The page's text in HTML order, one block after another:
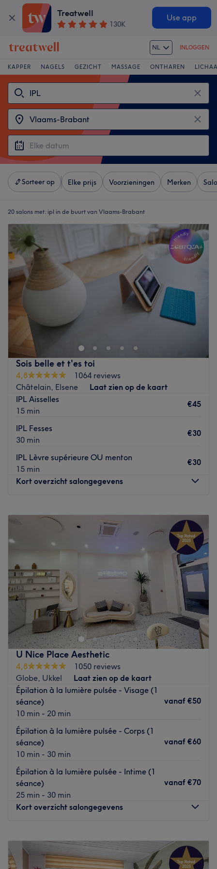
Treatwell
130K
Use app
NL INLOGGEN
KAPPER NAGELS GEZICHT MASSAGE ONTHAREN
Sorteer op Elke prijs Voorzieningen Merken
20 salons met: ipl in de buurt van Vlaams-Brabant
Sois belle et t'es toi
4,8
1064 reviews
Châtelain, Elsene
Laat zien op de kaart
IPL Aisselles
15 min
€45
IPL Fesses
30 min
€30
IPL Lèvre supérieure OU menton
15 min
€30
Kort overzicht salongegevens
Dinsdag
20:00
09:00
20:00
Donderdag
–20:00
Vrijdag
09:00
20:00
Zaterdag
16:00
Zondag
Gesloten
Sauberkeit und Hygiene - Desinfektionsmittel verfügbar -
Behandlungsräume werden desinfiziert -
Behandlungsmaterialien sind einmalig oder werden
desinfiziert - Beschränkte Kundenanzahl
Allgemein - kinderfreundlich
Produkte - Vegan - tierversuchsfrei - Produkte aus
Deutschland
Internet - kostenloses W-LAN
Zahlungsmöglichkeiten - Barzahlung - EC-Kartenzahlung
Lage - Bahnhaltestelle in der Nähe - Bushaltestelle in der
Nähe - Hauptbahnhof in der Nähe - kostenpflichtige
Essen & Getränke - kostenlose Getränke
Sprachen - deutsch - türkisch - englisch
Raus aus dem Alltag und tauchen Sie ein in die Welt der
schöne und reine Haut. Lehnen Sie sich zurück, genießen
die Auszeit und lassen Sie sich überzeugen!
U Nice Place Aesthetic
4,8
1050 reviews
Globe, Ukkel
Laat zien op de kaart
Épilation à la lumière pulsée - Visage (1
séance)
10 min - 20 min
vanaf €50
Épilation à la lumière pulsée - Corps (1
séance)
10 min - 30 min
vanaf €60
Épilation à la lumière pulsée - Intime (1
séance)
25 min - 30 min
vanaf €70
Kort overzicht salongegevens
Dinsdag
10:00–19:00
Woensdag
10:00
19:00